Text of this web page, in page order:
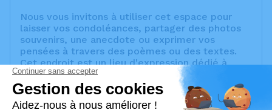
Nous vous invitons à utiliser cet espace pour
laisser vos condoléances, partager des photos
souvenirs, une anecdote ou exprimer vos
pensées à travers des poèmes ou des textes.
Cet endroit est un lieu d'expression dédié à
honorer la mémoire de Jean-Pierre BANET.
Un service de plantation d’arbre hommage est